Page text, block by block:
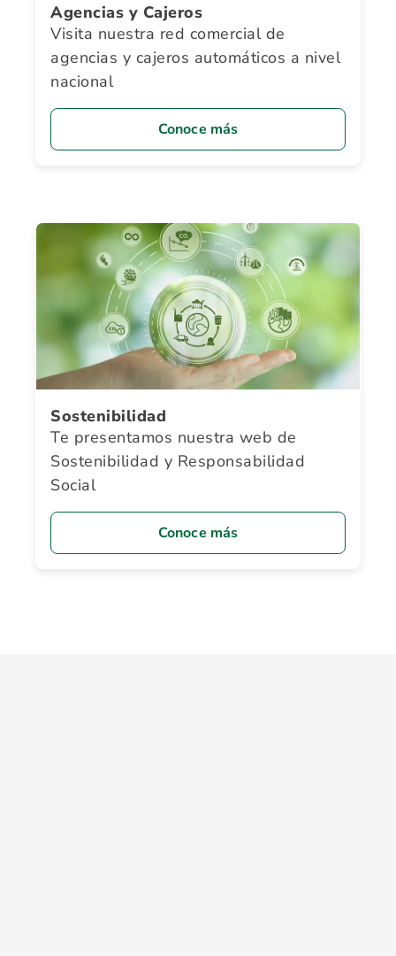
Agencias y Cajeros
Visita nuestra red comercial de
agencias y cajeros automáticos a nivel
nacional
Conoce más
Sostenibilidad
Te presentamos nuestra web de
Sostenibilidad y Responsabilidad
Social
Conoce más